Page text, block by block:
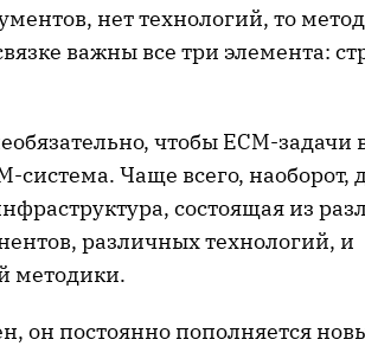
нет технологий, то
важны все три элемента:
чтобы ECM-задачи
Чаще всего, наоборот,
состоящая из
различных технологий, и
методики.
он постоянно пополняется